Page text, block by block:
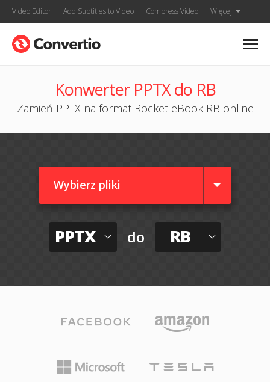
Video Editor Add Subtitles to Video Compress Video Więcej
Konwerter PPTX do RB
Zamień PPTX na format Rocket eBook RB online
Wybierz pliki
PPTX do RB